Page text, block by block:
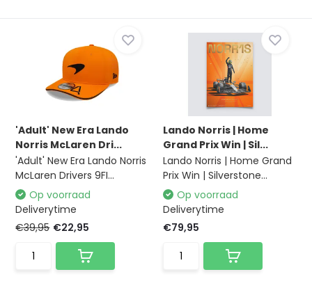
'Adult' New Era Lando
Norris McLaren Dri...
'Adult' New Era Lando Norris
McLaren Drivers 9FI...
Op voorraad
Deliverytime
€39,95 €22,95
Lando Norris | Home
Grand Prix Win | Sil...
Lando Norris | Home Grand
Prix Win | Silverstone...
Op voorraad
Deliverytime
€79,95